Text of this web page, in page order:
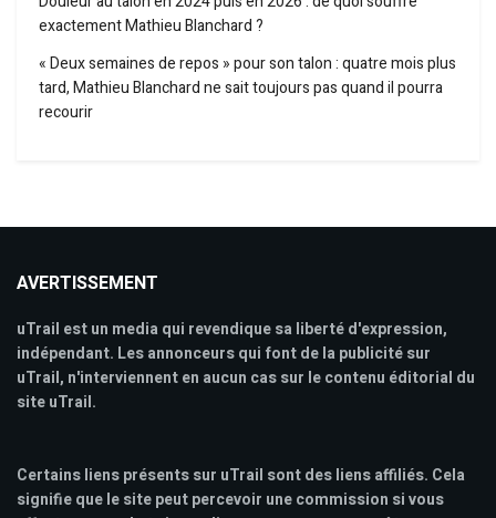
exactement Mathieu Blanchard ?
« Deux semaines de repos » pour son talon : quatre mois plus
tard, Mathieu Blanchard ne sait toujours pas quand il pourra
recourir
AVERTISSEMENT
uTrail est un media qui revendique sa liberté d'expression,
indépendant. Les annonceurs qui font de la publicité sur
uTrail, n'interviennent en aucun cas sur le contenu éditorial du
site uTrail.
Certains liens présents sur uTrail sont des liens affiliés. Cela
signifie que le site peut percevoir une commission si vous